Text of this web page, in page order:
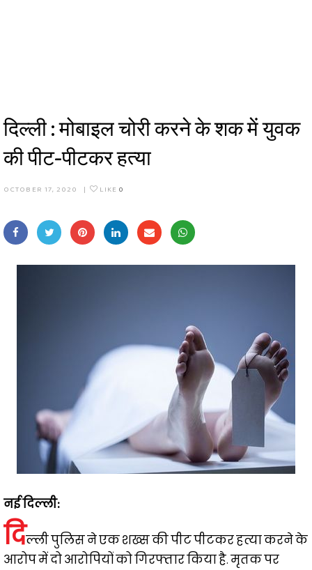
दिल्ली : मोबाइल चोरी करने के शक में युवक
की पीट-पीटकर हत्या
OCTOBER 17, 2020 | LIKE 0
नई दिल्ली:
दिल्ली पुलिस ने एक शख्स की पीट पीटकर हत्या करने के
आरोप में दो आरोपियों को गिरफ्तार किया है. मृतक पर